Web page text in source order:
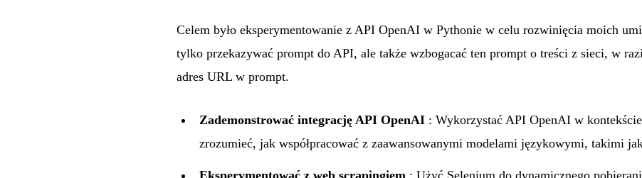
Celem było eksperymentowanie z API OpenAI w Pythonie w celu rozwinięcia moich
tylko przekazywać prompt do API, ale także wzbogacać ten prompt o treści z sieci, w
adres URL w prompt.
Zademonstrować integrację API OpenAI : Wykorzystać API OpenAI w
zrozumieć, jak współpracować z zaawansowanymi modelami językowymi, takimi
Eksperymentować z web scrapingiem : Użyć Selenium do dynamicznego